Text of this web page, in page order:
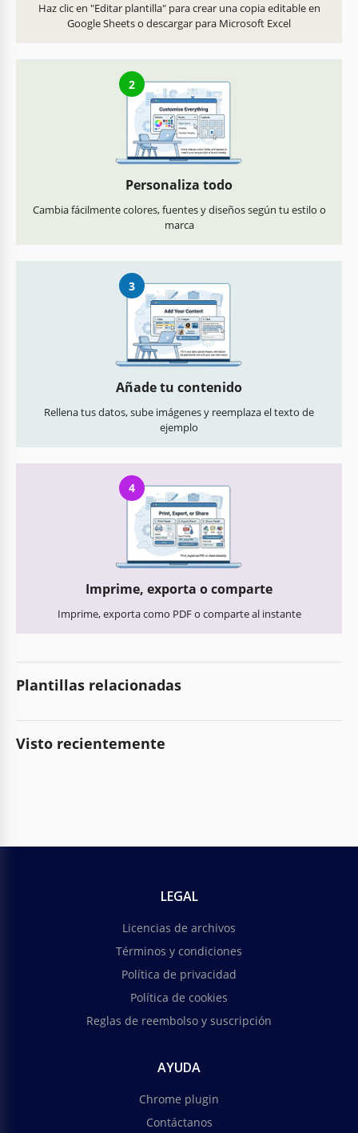
Haz clic en "Editar plantilla" para crear una copia editable en
Google Sheets o descargar para Microsoft Excel
2
Personaliza todo
Cambia fácilmente colores, fuentes y diseños según tu estilo o
marca
3
Añade tu contenido
Rellena tus datos, sube imágenes y reemplaza el texto de
ejemplo
4
Imprime, exporta o comparte
Imprime, exporta como PDF o comparte al instante
Plantillas relacionadas
Visto recientemente
LEGAL
Licencias de archivos
Términos y condiciones
Política de privacidad
Política de cookies
Reglas de reembolso y suscripción
AYUDA
Chrome plugin
Contáctanos